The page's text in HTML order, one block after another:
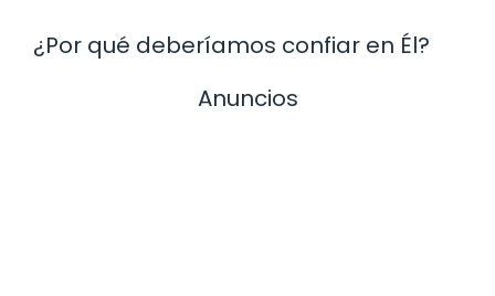
¿Por qué deberíamos confiar en Él?
Anuncios